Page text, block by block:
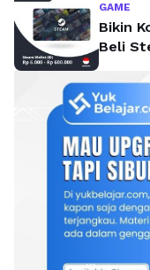
GAME
Bikin
Beli